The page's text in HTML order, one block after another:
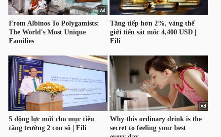
CÔNG
NGHIỆP
TIÊU
DÙNG
KHÔNG
THIẾT